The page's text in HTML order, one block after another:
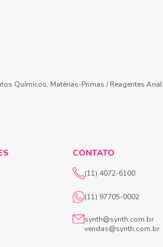
Químicos, Matérias-Primas / Reagentes
CONTATO
(11) 4072-6100
(11) 97705-0002
synth@synth.com.br
vendas@synth.com.br